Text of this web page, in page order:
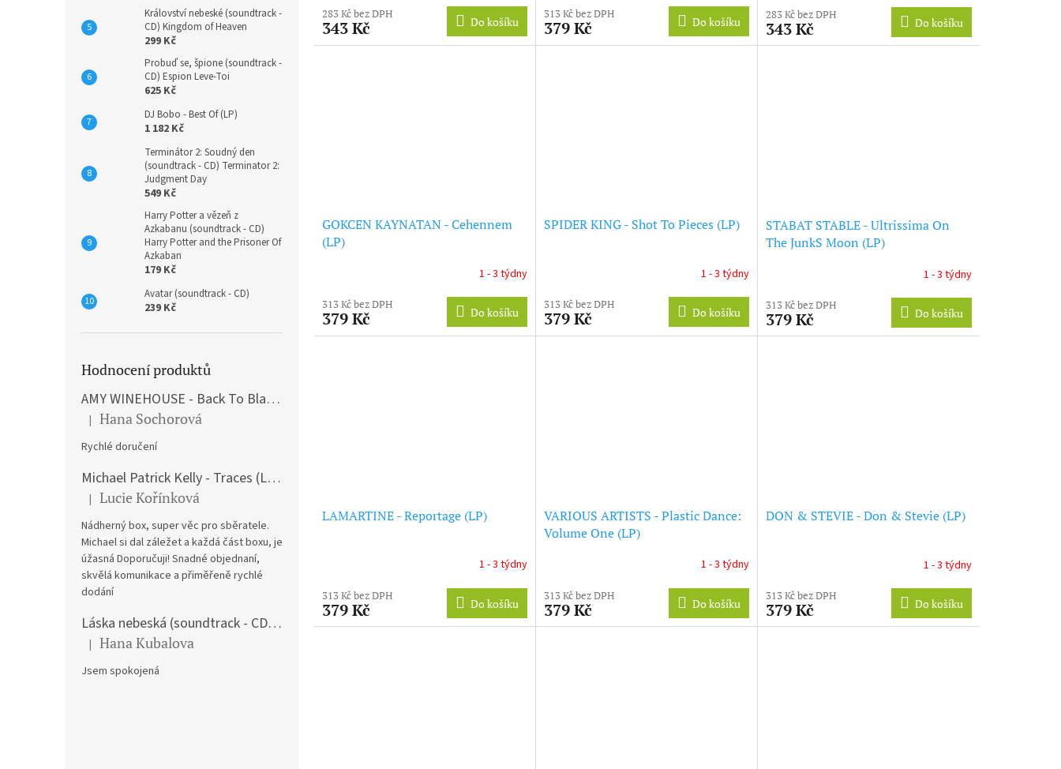
Království nebeské (soundtrack -
CD) Kingdom of Heaven
299 Kč
Probuď se, špione (soundtrack -
CD) Espion Leve-Toi
625 Kč
DJ Bobo - Best Of (LP)
1 182 Kč
Terminátor 2: Soudný den
(soundtrack - CD) Terminator 2:
Judgment Day
549 Kč
Harry Potter a vězeň z
Azkabanu (soundtrack - CD)
Harry Potter and the Prisoner Of
Azkaban
179 Kč
Avatar (soundtrack - CD)
239 Kč
Hodnocení produktů
AMY WINEHOUSE - Back To Black (LP)
Hodnocení produktu je 5 z 5 hvězdiček.
| Hana Sochorová
Rychlé doručení
Michael Patrick Kelly - Traces (Limited Edition) (Premium Box-Set) (LP)
Hodnocení produktu je 5 z 5 hvězdiček.
| Lucie Kořínková
Nádherný box, super věc pro sběratele.
Michael si dal záležet a každá část boxu, je
úžasná Doporučuji! Snadné objednaní,
skvělá komunikace a přiměřeně rychlé
dodání
Láska nebeská (soundtrack - CD) Love Actually
Hodnocení produktu je 5 z 5 hvězdiček.
| Hana Kubalova
Jsem spokojená
283 Kč bez DPH
343 Kč Do košíku
313 Kč bez DPH
379 Kč Do košíku
283 Kč bez DPH
343 Kč Do košíku
GOKCEN KAYNATAN - Cehennem
(LP)
1 - 3 týdny
313 Kč bez DPH
379 Kč Do košíku
SPIDER KING - Shot To Pieces (LP)
1 - 3 týdny
313 Kč bez DPH
379 Kč Do košíku
STABAT STABLE - Ultrissima On
The JunkS Moon (LP)
1 - 3 týdny
313 Kč bez DPH
379 Kč Do košíku
LAMARTINE - Reportage (LP)
1 - 3 týdny
313 Kč bez DPH
379 Kč Do košíku
VARIOUS ARTISTS - Plastic Dance:
Volume One (LP)
1 - 3 týdny
313 Kč bez DPH
379 Kč Do košíku
DON & STEVIE - Don & Stevie (LP)
1 - 3 týdny
313 Kč bez DPH
379 Kč Do košíku